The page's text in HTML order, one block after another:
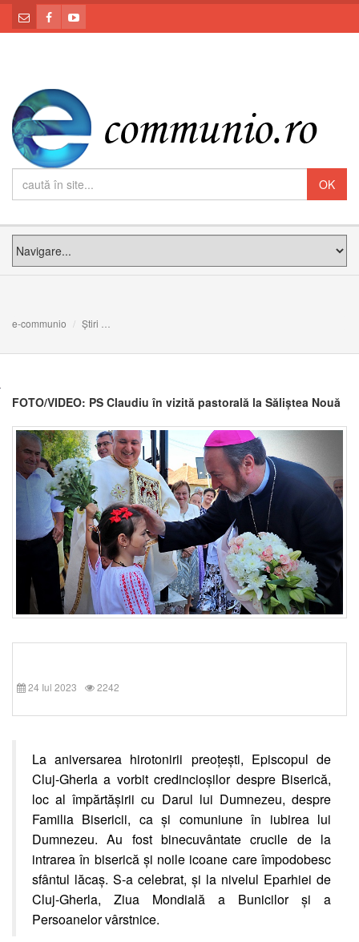
e-communio Știri
FOTO/VIDEO: PS Claudiu în vizită pastorală la Săliștea Nouă
24 Iul 2023 2242
La aniversarea hirotonirii preoțești, Episcopul de
Cluj-Gherla a vorbit credincioșilor despre Biserică,
loc al împărtășirii cu Darul lui Dumnezeu, despre
Familia Bisericii, ca și comuniune în iubirea lui
Dumnezeu.Au fost binecuvântate crucile de la
intrarea în biserică și noile icoane care împodobesc
sfântul lăcaș. S-a celebrat, și la nivelul Eparhiei de
Cluj-Gherla, Ziua Mondială a Bunicilor și a
Persoanelor vârstnice.